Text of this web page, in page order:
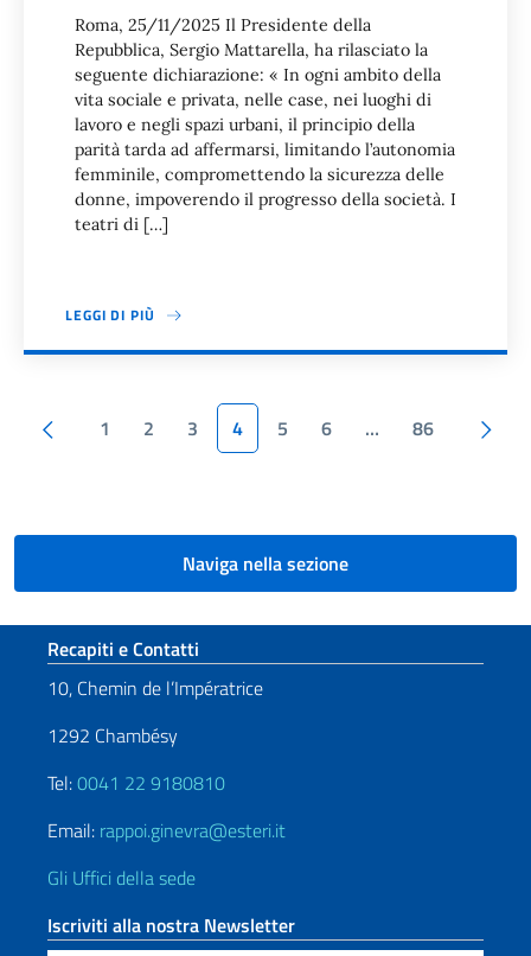
Roma, 25/11/2025 Il Presidente della
Repubblica, Sergio Mattarella, ha rilasciato la
seguente dichiarazione: « In ogni ambito della
vita sociale e privata, nelle case, nei luoghi di
lavoro e negli spazi urbani, il principio della
parità tarda ad affermarsi, limitando l’autonomia
femminile, compromettendo la sicurezza delle
donne, impoverendo il progresso della società. I
teatri di […]
LEGGI DI PIÙ
Paginazione
Pagina precedente
1 2 3 4 5 6 …
86
Naviga nella sezione
Sezione footer
Recapiti e Contatti
10, Chemin de l’Impératrice
1292 Chambésy
Tel:0041 22 9180810
Email: rappoi.ginevra@esteri.it
Gli Uffici della sede
Iscriviti alla nostra Newsletter